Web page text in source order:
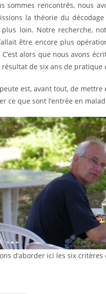
sommes rencontrés, nous
la théorie du
plus loin. Notre recherche,
être encore plus
alors que nous avons
de six ans de pratique
est, avant tout, de
ce que sont l’entrée en
d’aborder ici les six